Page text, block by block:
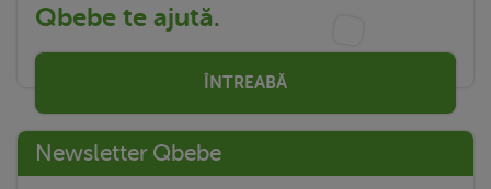
Qbebe te ajută.
ÎNTREABĂ
Newsletter Qbebe